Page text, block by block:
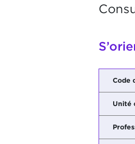
Code
Unité